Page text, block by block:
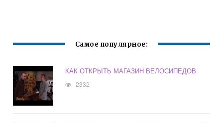
Самое популярное:
КАК ОТКРЫТЬ МАГАЗИН ВЕЛОСИПЕДОВ
2332